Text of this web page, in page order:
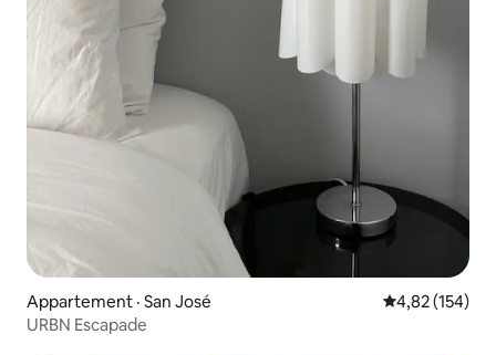
Appartement · San José Note
4,82 (154)
URBN Escapade